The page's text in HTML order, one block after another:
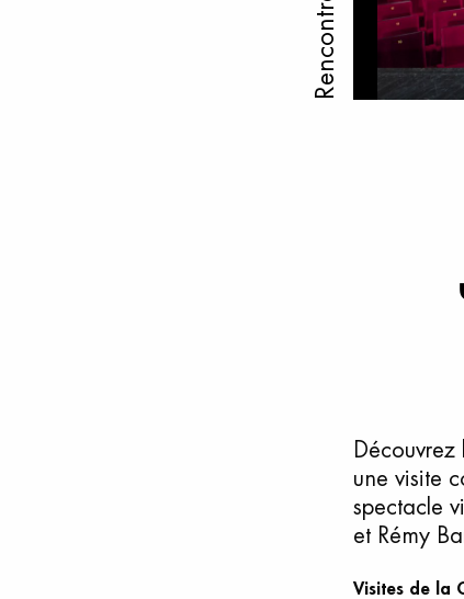
Rencontre
une visite
spectacle
et Rémy
Visites de la